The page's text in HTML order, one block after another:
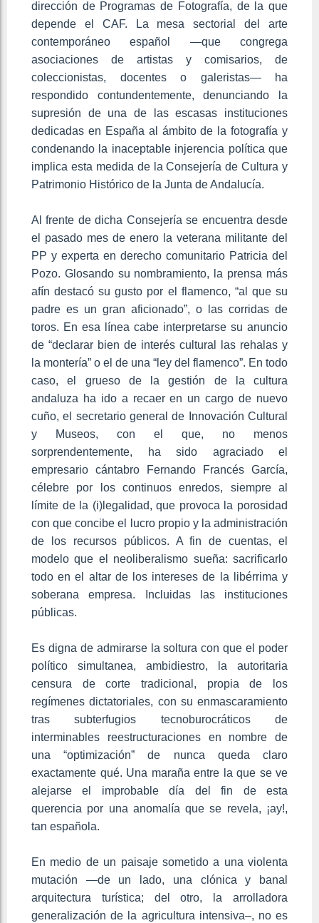
dirección de Programas de Fotografía, de la que
depende el CAF. La mesa sectorial del arte
contemporáneo español —que congrega
asociaciones de artistas y comisarios, de
coleccionistas, docentes o galeristas— ha
respondido contundentemente, denunciando la
supresión de una de las escasas instituciones
dedicadas en España al ámbito de la fotografía y
condenando la inaceptable injerencia política que
implica esta medida de la Consejería de Cultura y
Patrimonio Histórico de la Junta de Andalucía.
Al frente de dicha Consejería se encuentra desde
el pasado mes de enero la veterana militante del
PP y experta en derecho comunitario Patricia del
Pozo. Glosando su nombramiento, la prensa más
afín destacó su gusto por el flamenco, “al que su
padre es un gran aficionado”, o las corridas de
toros. En esa línea cabe interpretarse su anuncio
de “declarar bien de interés cultural las rehalas y
la montería” o el de una “ley del flamenco”. En todo
caso, el grueso de la gestión de la cultura
andaluza ha ido a recaer en un cargo de nuevo
cuño, el secretario general de Innovación Cultural
y Museos, con el que, no menos
sorprendentemente, ha sido agraciado el
empresario cántabro Fernando Francés García,
célebre por los continuos enredos, siempre al
límite de la (i)legalidad, que provoca la porosidad
con que concibe el lucro propio y la administración
de los recursos públicos. A fin de cuentas, el
modelo que el neoliberalismo sueña: sacrificarlo
todo en el altar de los intereses de la libérrima y
soberana empresa. Incluidas las instituciones
públicas.
Es digna de admirarse la soltura con que el poder
político simultanea, ambidiestro, la autoritaria
censura de corte tradicional, propia de los
regímenes dictatoriales, con su enmascaramiento
tras subterfugios tecnoburocráticos de
interminables reestructuraciones en nombre de
una “optimización” de nunca queda claro
exactamente qué. Una maraña entre la que se ve
alejarse el improbable día del fin de esta
querencia por una anomalía que se revela, ¡ay!,
tan española.
En medio de un paisaje sometido a una violenta
mutación —de un lado, una clónica y banal
arquitectura turística; del otro, la arrolladora
generalización de la agricultura intensiva–, no es